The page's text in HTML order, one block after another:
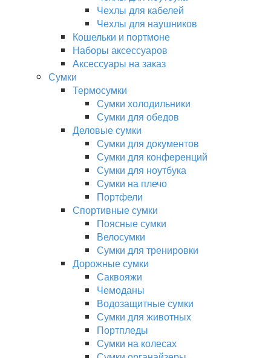
Чехлы для кабелей
Чехлы для наушников
Кошельки и портмоне
Наборы аксессуаров
Аксессуары на заказ
Сумки
Термосумки
Сумки холодильники
Сумки для обедов
Деловые сумки
Сумки для документов
Сумки для конференций
Сумки для ноутбука
Сумки на плечо
Портфели
Спортивные сумки
Поясные сумки
Велосумки
Сумки для тренировки
Дорожные сумки
Саквояжи
Чемоданы
Водозащитные сумки
Сумки для животных
Портпледы
Сумки на колесах